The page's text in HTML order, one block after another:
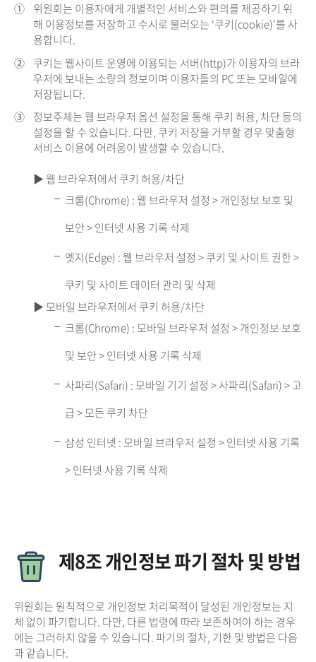
① 위원회는 이용자에게 개별적인 서비스와 편의를 제공하기 위
해 이용정보를 저장하고 수시로 불러오는 ‘쿠키(cookie)’를 사
용합니다.
② 쿠키는 웹사이트 운영에 이용되는 서버(http)가 이용자의 브라
우저에 보내는 소량의 정보이며 이용자들의 PC 또는 모바일에
저장됩니다.
③ 정보주체는 웹 브라우저 옵션 설정을 통해 쿠키 허용, 차단 등의
설정을 할 수 있습니다. 다만, 쿠키 저장을 거부할 경우 맞춤형
서비스 이용에 어려움이 발생할 수 있습니다.
▶ 웹 브라우저에서 쿠키 허용/차단
크롬(Chrome) : 웹 브라우저 설정 > 개인정보 보호 및
보안 > 인터넷 사용 기록 삭제
엣지(Edge) : 웹 브라우저 설정 > 쿠키 및 사이트 권한 >
쿠키 및 사이트 데이터 관리 및 삭제
▶ 모바일 브라우저에서 쿠키 허용/차단
크롬(Chrome) : 모바일 브라우저 설정 > 개인정보 보호
및 보안 > 인터넷 사용 기록 삭제
사파리(Safari) : 모바일 기기 설정 > 사파리(Safari) > 고
급 > 모든 쿠키 차단
삼성 인터넷 : 모바일 브라우저 설정 > 인터넷 사용 기록
> 인터넷 사용 기록 삭제
제8조 개인정보 파기 절차 및 방법
위원회는 원칙적으로 개인정보 처리목적이 달성된 개인정보는 지
체 없이 파기합니다. 다만, 다른 법령에 따라 보존하여야 하는 경우
에는 그러하지 않을 수 있습니다. 파기의 절차, 기한 및 방법은 다음
과 같습니다.